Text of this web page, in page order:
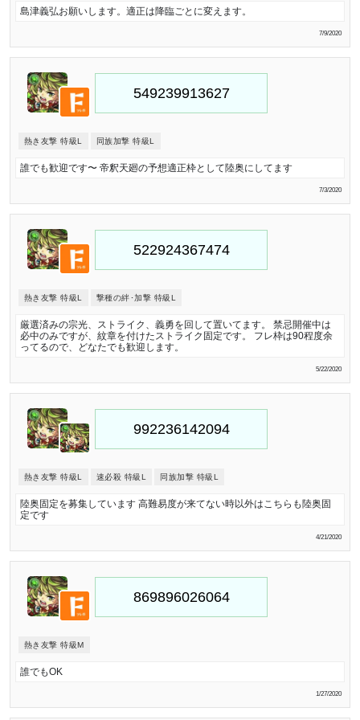
島津義弘お願いします。適正は降臨ごとに変えます。
7/9/2020
熱き友撃 特級L 同族加撃 特級L
誰でも歓迎です〜 帝釈天廻の予想適正枠として陸奥にしてます
7/3/2020
熱き友撃 特級L 撃種の絆･加撃 特級L
厳選済みの宗光、ストライク、義勇を回して置いてます。 禁忌開催中は
必中のみですが、紋章を付けたストライク固定です。 フレ枠は90程度余
ってるので、どなたでも歓迎します。
5/22/2020
熱き友撃 特級L 速必殺 特級L 同族加撃 特級L
陸奥固定を募集しています 高難易度が来てない時以外はこちらも陸奥固
定です
4/21/2020
熱き友撃 特級M
誰でもOK
1/27/2020